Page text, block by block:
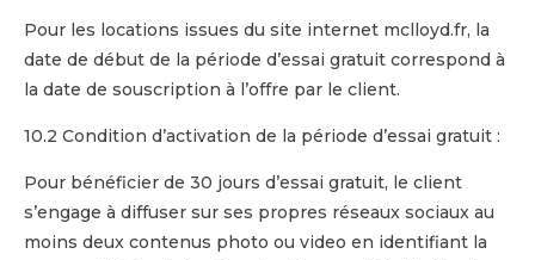
Pour les locations issues du site internet mclloyd.fr, la
date de début de la période d’essai gratuit correspond à
la date de souscription à l’offre par le client.
10.2 Condition d’activation de la période d’essai gratuit :
Pour bénéficier de 30 jours d’essai gratuit, le client
s’engage à diffuser sur ses propres réseaux sociaux au
moins deux contenus photo ou video en identifiant la